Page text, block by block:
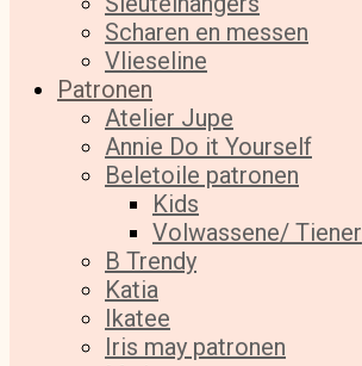
Scharen en messen
Vlieseline
Patronen
Atelier Jupe
Annie Do it Yourself
Beletoile patronen
Kids
Volwassene/ Tiener
B Trendy
Katia
Ikatee
Iris may patronen